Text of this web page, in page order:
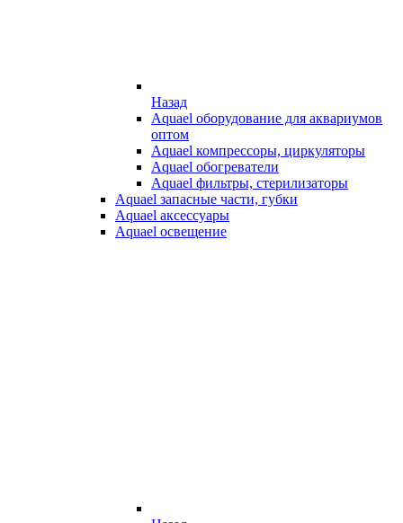
Назад
Aquael оборудование для аквариумов
оптом
Aquael компрессоры, циркуляторы
Aquael обогреватели
Aquael фильтры, стерилизаторы
Aquael запасные части, губки
Aquael аксессуары
Aquael освещение